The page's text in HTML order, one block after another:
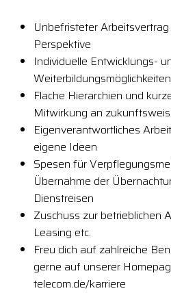
Unbefristeter
Perspektive
Individuelle Entwicklungs-
Weiterbildungsmöglichkeiten
Flache Hierarchien und
Mitwirkung an
Eigenverantwortliches
eigene Ideen
Spesen für
Übernahme der
Dienstreisen
Zuschuss zur betrieblichen
Leasing etc.
Freu dich auf zahlreiche
gerne auf unserer
telecom.de/karriere